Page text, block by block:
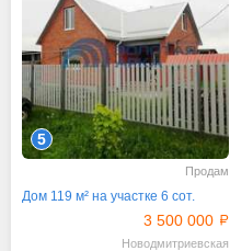
5
Продам
Дом 119 м² на участке 6 сот.
3 500 000
Новодмитриевская